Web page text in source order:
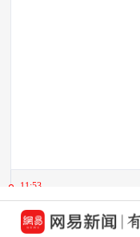
11:53
网易青岛 小易哥